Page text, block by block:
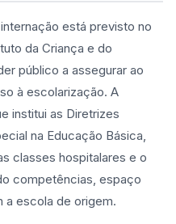
está previsto no
da Criança e do
público a assegurar ao
à escolarização. A
institui as Diretrizes
na Educação Básica,
classes hospitalares e o
competências, espaço
a escola de origem.